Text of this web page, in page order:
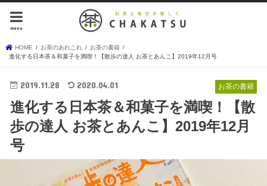
menu
HOME お茶のあれこれ
お茶の書籍
進化する日本茶＆和菓子を満喫！【散歩の達人 お茶とあんこ】2019年12月号
お茶の書籍
2019.11.28 2020.04.01
進化する日本茶＆和菓子を満喫！【散
歩の達人 お茶とあんこ】2019年12月
号